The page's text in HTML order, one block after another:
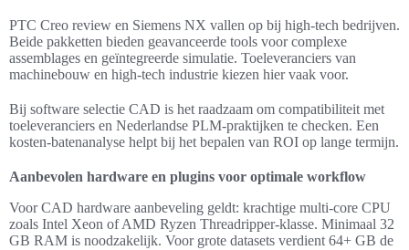
PTC Creo review en Siemens NX vallen op bij high-tech bedrijven.
Beide pakketten bieden geavanceerde tools voor complexe
assemblages en geïntegreerde simulatie. Toeleveranciers van
machinebouw en high-tech industrie kiezen hier vaak voor.
Bij software selectie CAD is het raadzaam om compatibiliteit met
toeleveranciers en Nederlandse PLM-praktijken te checken. Een
kosten-batenanalyse helpt bij het bepalen van ROI op lange termijn.
Aanbevolen hardware en plugins voor optimale workflow
Voor CAD hardware aanbeveling geldt: krachtige multi-core CPU
zoals Intel Xeon of AMD Ryzen Threadripper-klasse. Minimaal 32
GB RAM is noodzakelijk. Voor grote datasets verdient 64+ GB de